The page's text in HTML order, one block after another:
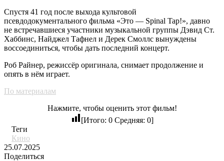
Спустя 41 год после выхода культовой
псевдодокументального фильма «Это — Spinal Tap!», давно
не встречавшиеся участники музыкальной группы Дэвид Ст.
Хаббинс, Найджел Тафнел и Дерек Смоллс вынуждены
воссоединиться, чтобы дать последний концерт.
Роб Райнер, режиссёр оригинала, снимает продолжение и
опять в нём играет.
По материалам
Нажмите, чтобы оценить этот фильм!
[Итого: 0Средняя: 0]
Теги
Кино
25.07.2025
Поделиться